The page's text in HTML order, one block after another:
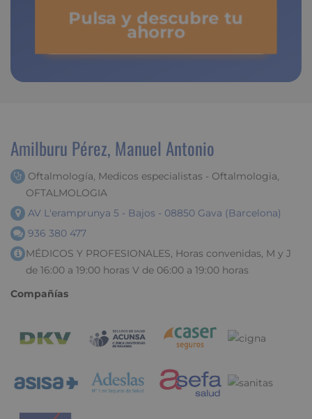
Pulsa y descubre tu
ahorro
Amilburu Pérez, Manuel Antonio
Oftalmología, Medicos especialistas - Oftalmologia,
OFTALMOLOGIA
AV L'eramprunya 5 - Bajos - 08850 Gava (Barcelona)
936 380 477
MÉDICOS Y PROFESIONALES, Horas convenidas, M y J
de 16:00 a 19:00 horas V de 06:00 a 19:00 horas
Compañías